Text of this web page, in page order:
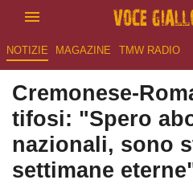
NOTIZIE MAGAZINE TMW RADIO
Cremonese-
tifosi: "Spero
nazionali, sono
settimane